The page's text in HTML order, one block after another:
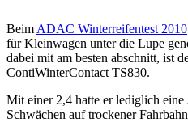
Beim ADAC Winterreifentest 2010
für Kleinwagen unter die Lupe
dabei mit am besten abschnitt, ist
ContiWinterContact TS830.
Mit einer 2,4 hatte er lediglich
Schwächen auf trockener